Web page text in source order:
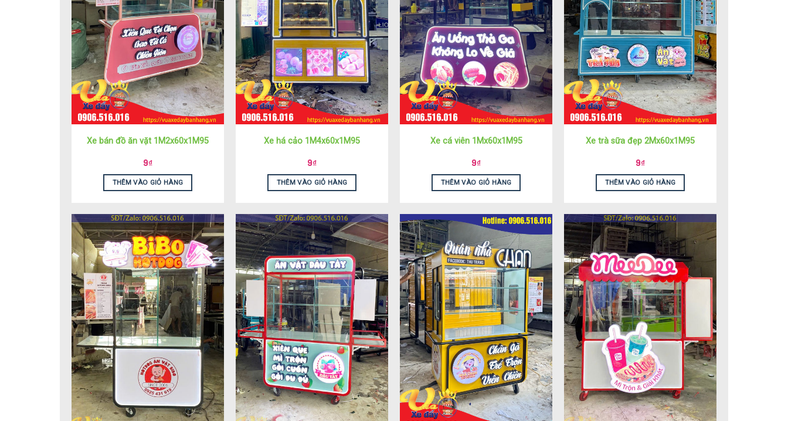
Xe bán đồ ăn vặt 1M2x60x1M95
9₫
THÊM VÀO GIỎ HÀNG
Xe há cảo 1M4x60x1M95
9₫
THÊM VÀO GIỎ HÀNG
Xe cá viên 1Mx60x1M95
9₫
THÊM VÀO GIỎ HÀNG
Xe trà sữa đẹp 2Mx60x1M95
9₫
THÊM VÀO GIỎ HÀNG